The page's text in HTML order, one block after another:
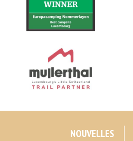
NOUVELLES